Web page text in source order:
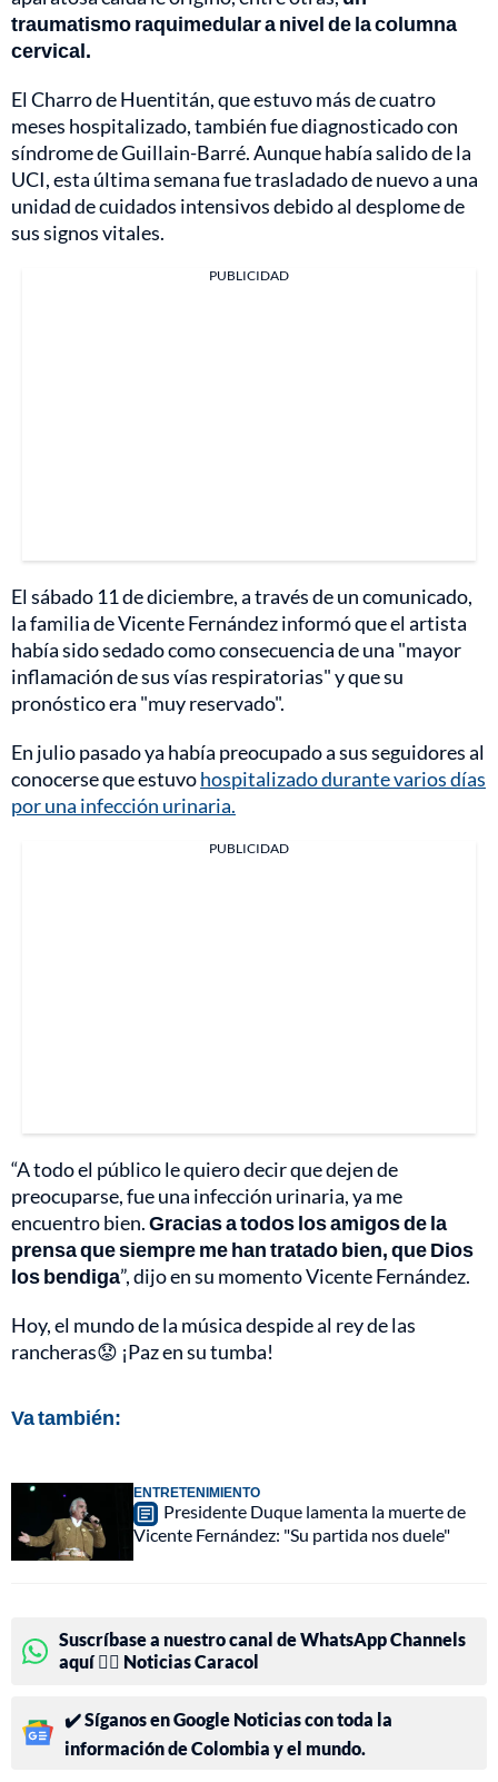
traumatismo raquimedular a nivel de la columna
cervical.
El Charro de Huentitán, que estuvo más de cuatro
meses hospitalizado, también fue diagnosticado con
síndrome de Guillain-Barré. Aunque había salido de la
UCI, esta última semana fue trasladado de nuevo a una
unidad de cuidados intensivos debido al desplome de
sus signos vitales.
PUBLICIDAD
El sábado 11 de diciembre, a través de un comunicado,
la familia de Vicente Fernández informó que el artista
había sido sedado como consecuencia de una "mayor
inflamación de sus vías respiratorias" y que su
pronóstico era "muy reservado".
En julio pasado ya había preocupado a sus seguidores al
conocerse que estuvohospitalizado durante varios días
por una infección urinaria.
PUBLICIDAD
“A todo el público le quiero decir que dejen de
preocuparse, fue una infección urinaria, ya me
encuentro bien.Gracias a todos los amigos de la
prensa que siempre me han tratado bien, que Dios
los bendiga”, dijo en su momento Vicente Fernández.
Hoy, el mundo de la música despide al rey de las
rancheras😟 ¡Paz en su tumba!
Va también:
ENTRETENIMIENTO
Presidente Duque lamenta la muerte de
Vicente Fernández: "Su partida nos duele"
Suscríbase a nuestro canal de WhatsApp Channels
aquí 👉🏻 Noticias Caracol
✔️ Síganos en Google Noticias con toda la
información de Colombia y el mundo.